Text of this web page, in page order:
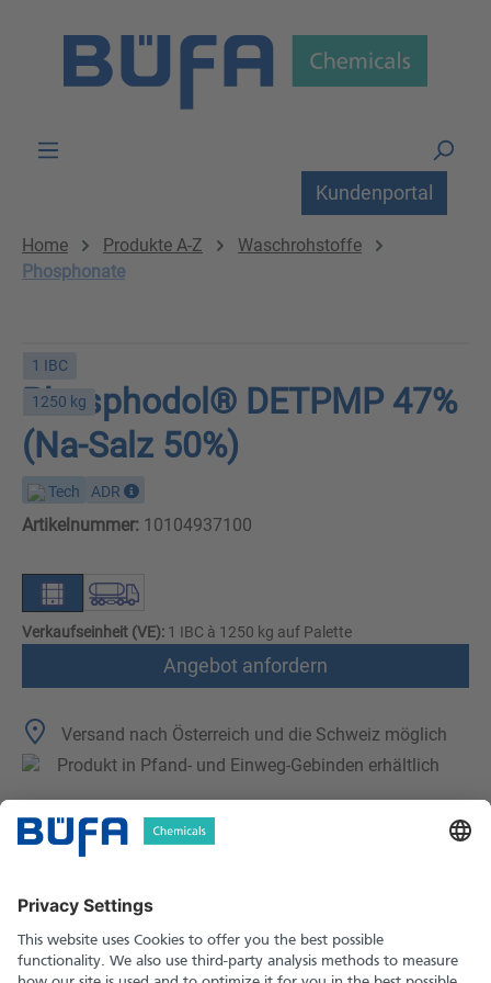
Kundenportal
Home Produkte A-Z
Waschrohstoffe
Phosphonate
1 IBC
1250 kg
Phosphodol® DETPMP 47%
(Na-Salz 50%)
Tech ADR
Artikelnummer: 10104937100
Verkaufseinheit (VE): 1 IBC à 1250 kg auf Palette
Angebot anfordern
Versand nach Österreich und die Schweiz möglich
Produkt in Pfand- und Einweg-Gebinden erhältlich
Technische Merkmale
Sicherheitshinweise